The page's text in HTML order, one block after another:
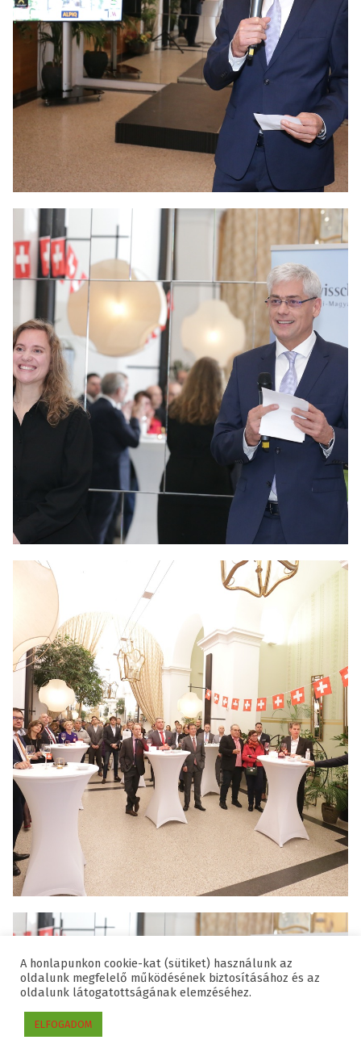
A honlapunkon cookie-kat (sütiket) használunk az
oldalunk megfelelő működésének biztosításához és az
oldalunk látogatottságának elemzéséhez.
ELFOGADOM